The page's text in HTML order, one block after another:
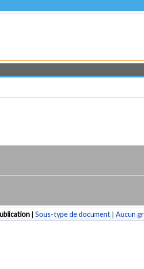
| Sous-type de document | Aucun